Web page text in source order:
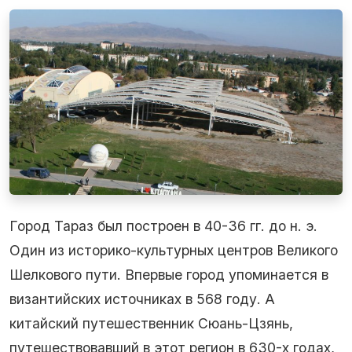
Город Тараз был построен в 40-36 гг. до н. э.
Один из историко-культурных центров Великого
Шелкового пути. Впервые город упоминается в
византийских источниках в 568 году. А
китайский путешественник Сюань-Цзянь,
путешествовавший в этот регион в 630-х годах,